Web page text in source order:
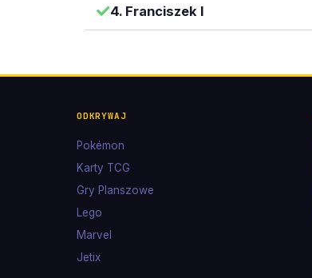
4. Franciszek I
ODKRYWAJ
Pokémon
Karty TCG
Gry Planszowe
Lego
Marvel
Jetix